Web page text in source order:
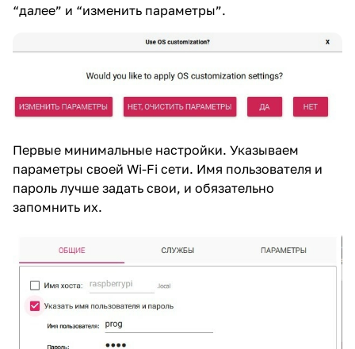
“далее” и “изменить параметры”.
Первые минимальные настройки. Указываем
параметры своей Wi-Fi сети. Имя пользователя и
пароль лучше задать свои, и обязательно
запомнить их.